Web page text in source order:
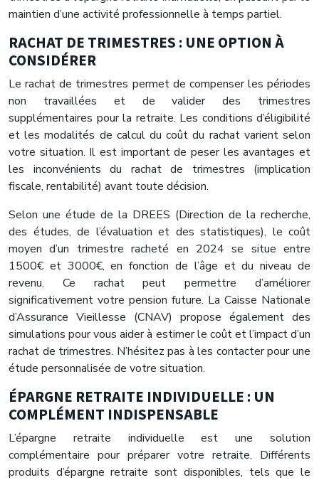
maintien d’une activité professionnelle à temps partiel.
RACHAT DE TRIMESTRES : UNE OPTION À
CONSIDÉRER
Le rachat de trimestres permet de compenser les périodes
non travaillées et de valider des trimestres
supplémentaires pour la retraite. Les conditions d’éligibilité
et les modalités de calcul du coût du rachat varient selon
votre situation. Il est important de peser les avantages et
les inconvénients du rachat de trimestres (implication
fiscale, rentabilité) avant toute décision.
Selon une étude de la DREES (Direction de la recherche,
des études, de l’évaluation et des statistiques), le coût
moyen d’un trimestre racheté en 2024 se situe entre
1500€ et 3000€, en fonction de l’âge et du niveau de
revenu. Ce rachat peut permettre d’améliorer
significativement votre pension future. La Caisse Nationale
d’Assurance Vieillesse (CNAV) propose également des
simulations pour vous aider à estimer le coût et l’impact d’un
rachat de trimestres. N’hésitez pas à les contacter pour une
étude personnalisée de votre situation.
ÉPARGNE RETRAITE INDIVIDUELLE : UN
COMPLÉMENT INDISPENSABLE
L’épargne retraite individuelle est une solution
complémentaire pour préparer votre retraite. Différents
produits d’épargne retraite sont disponibles, tels que le